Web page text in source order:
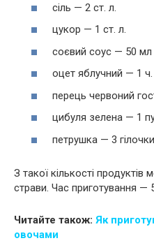
сіль — 2 ст. л.
цукор — 1 ст. л.
соєвий соус — 50 мл
оцет яблучний — 1 ч.
перець червоний
цибуля зелена — 1
петрушка — 3 гілочки
З такої кількості продуктів
страви. Час приготування —
Читайте також: Як
oвoчaми